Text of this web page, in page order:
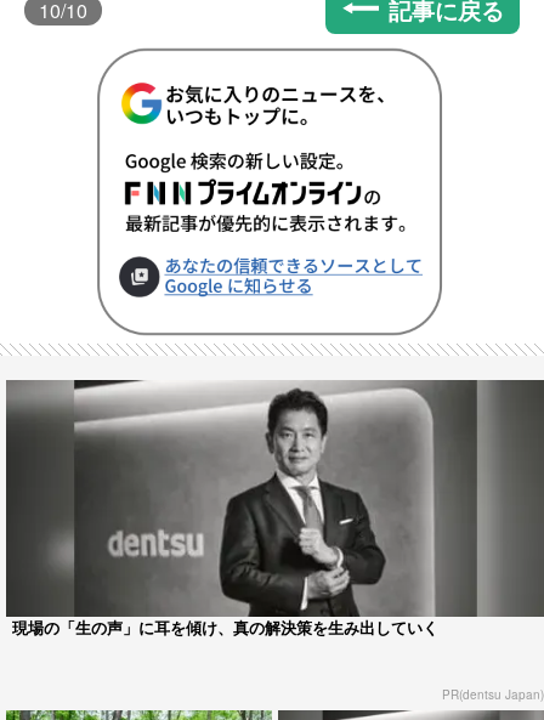
10/10 記事に戻る
現場の「生の声」に耳を傾け、真の解決策を生み出していく
PR(dentsu Japan)